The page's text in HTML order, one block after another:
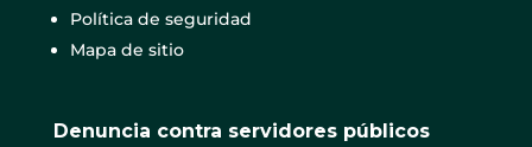
Política de seguridad
Mapa de sitio
Denuncia contra servidores públicos